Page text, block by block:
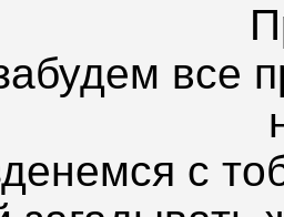
все
с